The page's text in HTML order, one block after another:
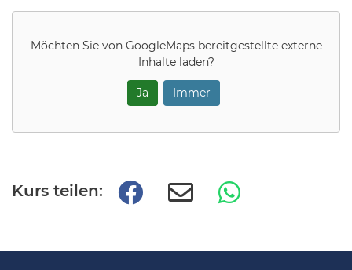
Möchten Sie von GoogleMapsbereitgestellte externe
Inhalte laden?
Ja Immer
Kurs teilen: